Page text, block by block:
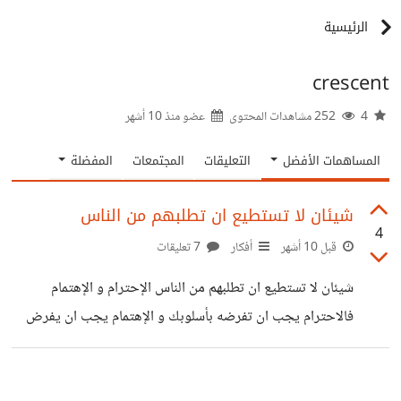
الرئيسية
crescent
عضو منذ10 أشهر
المساهمات الأفضل التعليقات المجتمعات المفضلة
4
شيئان لا تستطيع ان تطلبهم من الناس
قبل 10 أشهر أفكار
شيئان لا تستطيع ان تطلبهم من الناس الإحترام و الإهتمام
فالاحترام يجب ان تفرضه بأسلوبك و الإهتمام يجب ان يفرض
نفسه